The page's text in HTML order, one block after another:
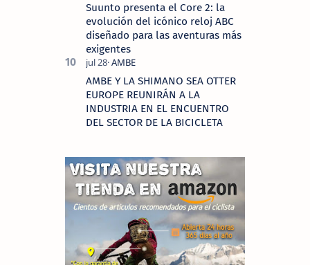
Suunto presenta el Core 2: la
evolución del icónico reloj ABC
diseñado para las aventuras más
exigentes
AMBE Y LA SHIMANO SEA OTTER
EUROPE REUNIRÁN A LA
INDUSTRIA EN EL ENCUENTRO
DEL SECTOR DE LA BICICLETA